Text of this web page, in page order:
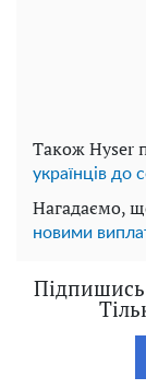
Також Hyser
українців до
Нагадаємо,
новими
Підпишись